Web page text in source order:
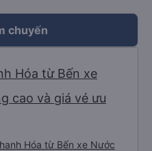
chuyến
Hóa từ Bến xe
cao và giá vé ưu
Hóa từ Bến xe Nước